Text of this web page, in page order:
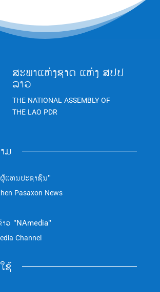
ສະພາແຫ່ງຊາດ ແຫ່ງ ສປປ
ລາວ
THE NATIONAL ASSEMBLY OF
THE LAO PDR
ມ
ແທນປະຊາຊົນ"
Pasaxon News
ວ "NAmedia"
Channel
ຊ້